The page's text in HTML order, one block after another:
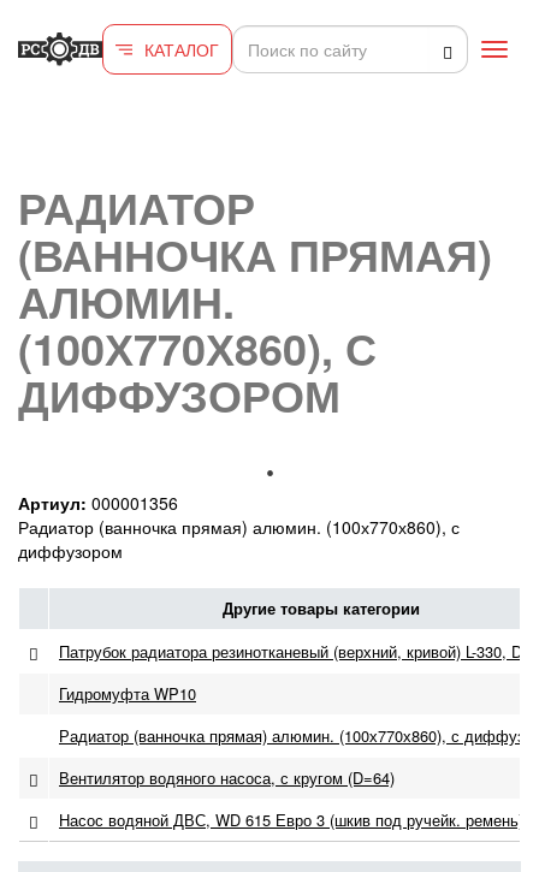
КАТАЛОГ
РАДИАТОР
(ВАННОЧКА ПРЯМАЯ)
АЛЮМИН.
(100Х770Х860), С
ДИФФУЗОРОМ
Артиул: 000001356
Радиатор (ванночка прямая) алюмин. (100х770х860), с
диффузором
Другие товары категории
Патрубок радиатора резинотканевый (верхний, кривой) L-330, D-
Гидромуфта WP10
Радиатор (ванночка прямая) алюмин. (100х770х860), с
Вентилятор водяного насоса, с кругом (D=64)
Насос водяной ДВС, WD 615 Евро 3 (шкив под ручейк. ремень)